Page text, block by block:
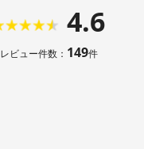
4.6
レビュー件数： 149件